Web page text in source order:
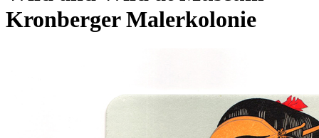
Kronberger Malerkolonie